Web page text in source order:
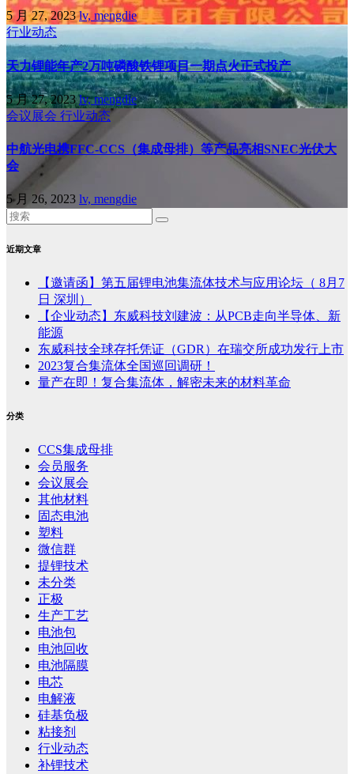
5 月 27, 2023lv, mengdie
行业动态
天力锂能年产2万吨磷酸铁锂项目一期点火正式投产
5 月 27, 2023lv, mengdie
会议展会 行业动态
中航光电携FFC-CCS（集成母排）等产品亮相SNEC光伏大
会
5 月 26, 2023 lv, mengdie
近期文章
【邀请函】第五届锂电池集流体技术与应用论坛（ 8月7
日 深圳）
【企业动态】东威科技刘建波：从PCB走向半导体、新
能源
东威科技全球存托凭证（GDR）在瑞交所成功发行上市
2023复合集流体全国巡回调研！
量产在即！复合集流体，解密未来的材料革命
分类
CCS集成母排
会员服务
会议展会
其他材料
固态电池
塑料
微信群
提锂技术
未分类
正极
生产工艺
电池包
电池回收
电池隔膜
电芯
电解液
硅基负极
粘接剂
行业动态
补锂技术